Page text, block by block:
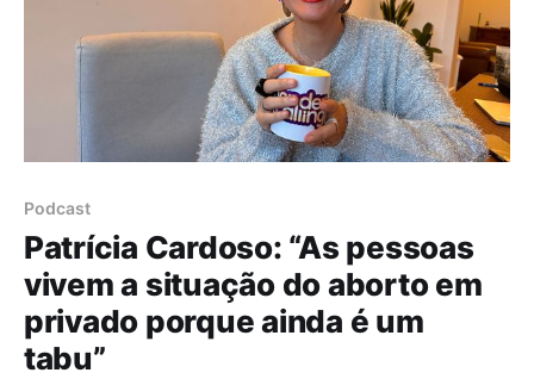
Podcast
Patrícia Cardoso: “As pessoas
vivem a situação do aborto em
privado porque ainda é um
tabu”